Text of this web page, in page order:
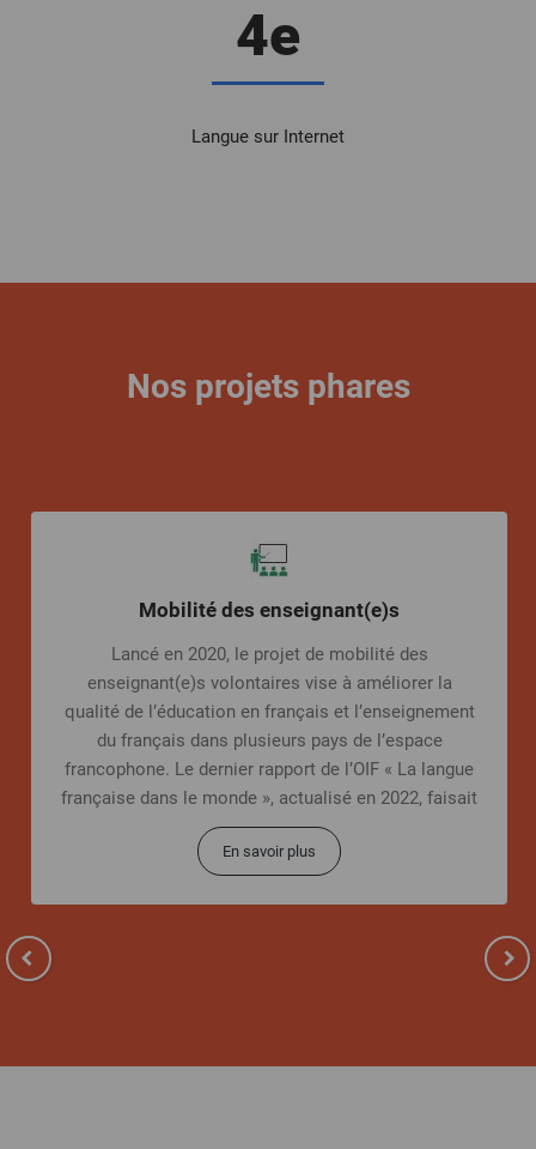
4e
Langue sur Internet
Nos projets phares
Mobilité des enseignant(e)s
Lancé en 2020, le projet de mobilité des
enseignant(e)s volontaires vise à améliorer la
qualité de l’éducation en français et l’enseignement
du français dans plusieurs pays de l’espace
francophone. Le dernier rapport de l’OIF « La langue
française dans le monde », actualisé en 2022, faisait
état
En savoir plus